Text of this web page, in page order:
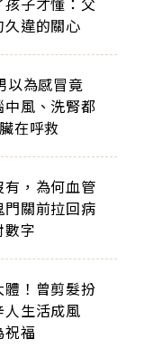
違的關心
以為感冒竟
中風、洗腎都
在呼救
，為何血管
關前拉回病
數字
！曾剪髮扮
生活成風
祝福